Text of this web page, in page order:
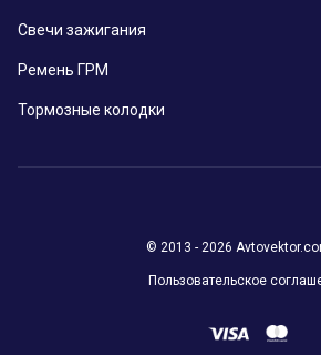
Свечи зажигания
Ремень ГРМ
Тормозные колодки
© 2013 - 2026
Пользовательское